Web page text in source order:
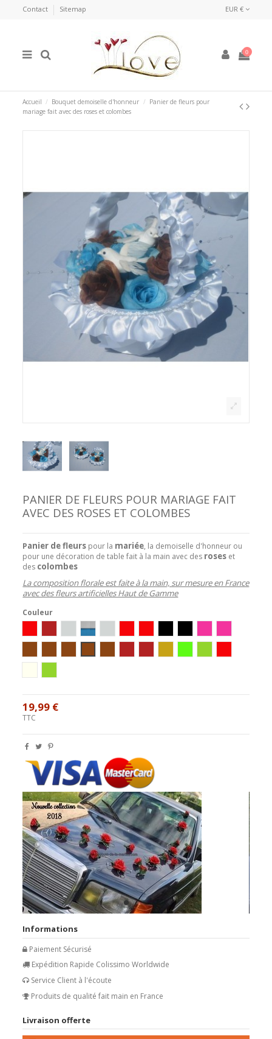
Contact Sitemap EUR €
0
Accueil Bouquet demoiselle d'honneur
Panier de fleurs pour
mariage fait avec des roses et colombes
PANIER DE FLEURS POUR MARIAGE FAIT
AVEC DES ROSES ET COLOMBES
Panier de fleurs pour la mariée, la demoiselle d'honneur ou
pour une décoration de table fait à la main avec des roses et
des colombes
La composition florale est faite à la main, sur mesure en France
avec des fleurs artificielles Haut de Gamme
Couleur
blanc/rouge/or
bordeaux/ivoire/or
Blanc/Argent
Blanc/Turquoise
19,99 €
TTC
Informations
Paiement Sécurisé
Expédition Rapide Colissimo Worldwide
Service Client à l'écoute
Produits de qualité fait main en France
Livraison offerte